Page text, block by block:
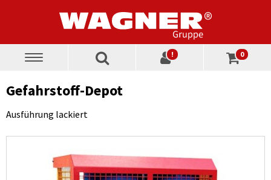
Toggle
! 0
Gefahrstoff-Depot
Ausführung lackiert